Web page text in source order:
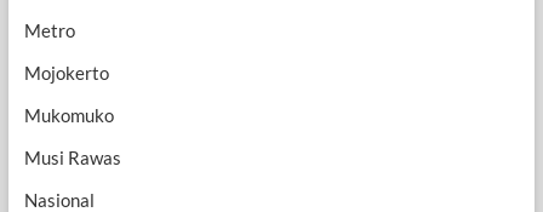
Metro
Mojokerto
Mukomuko
Musi Rawas
Nasional